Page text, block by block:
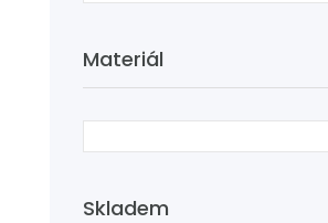
Materiál
Skladem